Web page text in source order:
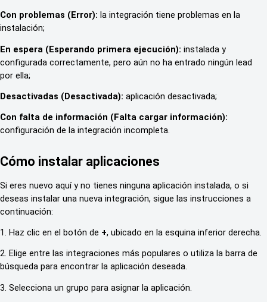
Con problemas (Error): la integración tiene problemas en la
instalación;
En espera (Esperando primera ejecución): instalada y
configurada correctamente, pero aún no ha entrado ningún lead
por ella;
Desactivadas (Desactivada): aplicación desactivada;
Con falta de información (Falta cargar información):
configuración de la integración incompleta.
Cómo instalar aplicaciones
Si eres nuevo aquí y no tienes ninguna aplicación instalada, o si
deseas instalar una nueva integración, sigue las instrucciones a
continuación:
1. Haz clic en el botón de +, ubicado en la esquina inferior derecha.
2. Elige entre las integraciones más populares o utiliza la barra de
búsqueda para encontrar la aplicación deseada.
3. Selecciona un grupo para asignar la aplicación.